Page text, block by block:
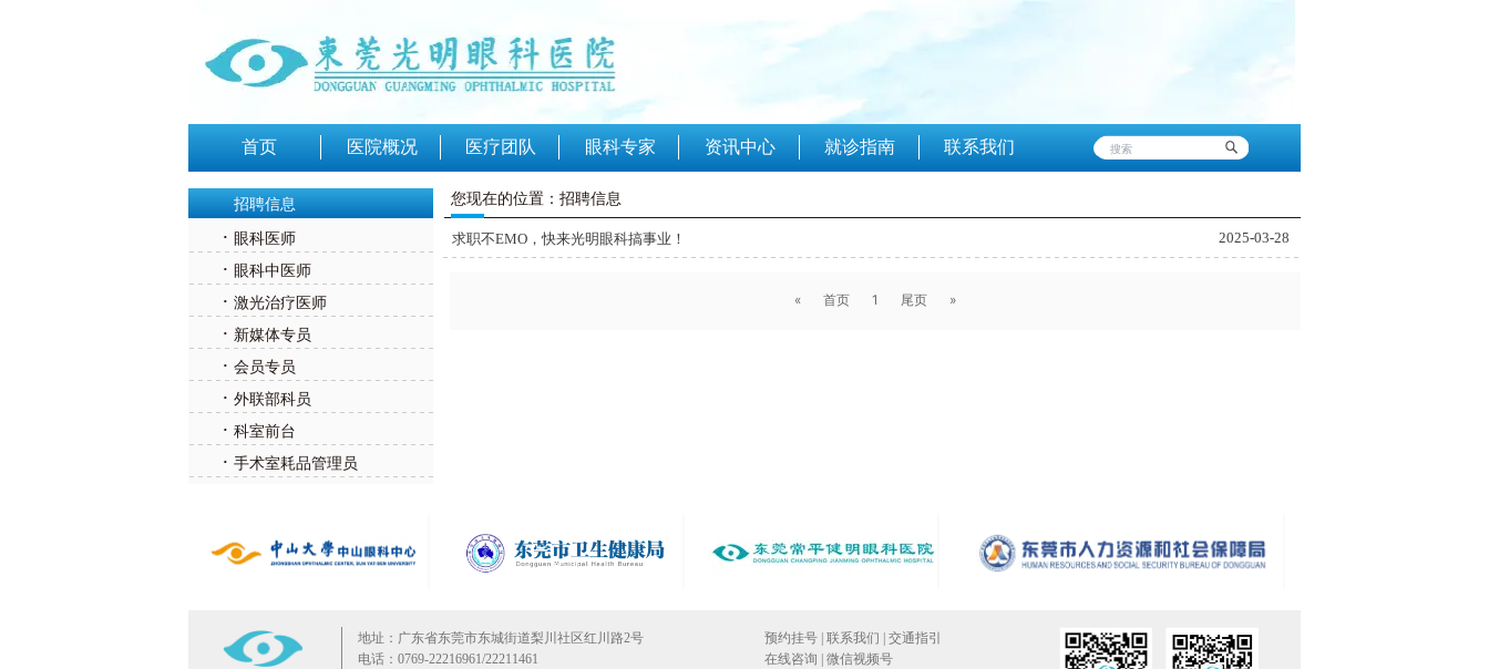
首页 医院概况 医疗团队 眼科专家 资讯中心 就诊指南 联系我们
招聘信息
· 眼科医师
· 眼科中医师
· 激光治疗医师
· 新媒体专员
· 会员专员
· 外联部科员
· 科室前台
· 手术室耗品管理员
您现在的位置：招聘信息
求职不EMO，快来光明眼科搞事业！ 2025-03-28
« 首页 1 尾页 »
地址：广东省东莞市东城街道梨川社区红川路2号
电话：0769-22216961/22211461
预约挂号| 联系我们 | 交通指引
在线咨询
微信视频号